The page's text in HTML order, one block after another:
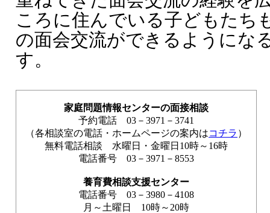
ころに住んでいる子どもたち
の面会交流ができるようにな
す。
家庭問題情報センターの面接相談
予約電話 03－3971－3741
（各相談室の電話・ホームページの案内はコチラ ）
無料電話相談 水曜日・金曜日10時～16時
電話番号 03－3971－8553
養育費相談支援センター
電話番号 03－3980－4108
月～土曜日 10時～20時